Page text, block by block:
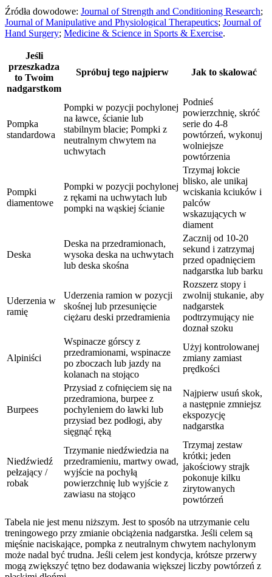
Źródła dowodowe: Journal of Strength and Conditioning Research;
Journal of Manipulative and Physiological Therapeutics; Journal of
Hand Surgery; Medicine & Science in Sports & Exercise.
Jeśli
przeszkadza
to Twoim
nadgarstkom
Spróbuj tego najpierw Jak to skalować
Pompka
standardowa
Pompki w pozycji pochylonej
na ławce, ścianie lub
stabilnym blacie; Pompki z
neutralnym chwytem na
uchwytach
Podnieś
powierzchnię, skróć
serie do 4-8
powtórzeń, wykonuj
wolniejsze
powtórzenia
Pompki
diamentowe
Pompki w pozycji pochylonej
z rękami na uchwytach lub
pompki na wąskiej ścianie
Trzymaj łokcie
blisko, ale unikaj
wciskania kciuków i
palców
wskazujących w
diament
Deska
Deska na przedramionach,
wysoka deska na uchwytach
lub deska skośna
Zacznij od 10-20
sekund i zatrzymaj
przed opadnięciem
nadgarstka lub barku
Uderzenia w
ramię
Uderzenia ramion w pozycji
skośnej lub przesunięcie
ciężaru deski przedramienia
Rozszerz stopy i
zwolnij stukanie, aby
nadgarstek
podtrzymujący nie
doznał szoku
Alpiniści
Wspinacze górscy z
przedramionami, wspinacze
po zboczach lub jazdy na
kolanach na stojąco
Użyj kontrolowanej
zmiany zamiast
prędkości
Burpees
Przysiad z cofnięciem się na
przedramiona, burpee z
pochyleniem do ławki lub
przysiad bez podłogi, aby
sięgnąć ręką
Najpierw usuń skok,
a następnie zmniejsz
ekspozycję
nadgarstka
Niedźwiedź
pełzający /
robak
Trzymanie niedźwiedzia na
przedramieniu, martwy owad,
wyjście na pochyłą
powierzchnię lub wyjście z
zawiasu na stojąco
Trzymaj zestaw
krótki; jeden
jakościowy strajk
pokonuje kilku
zirytowanych
powtórzeń
Tabela nie jest menu niższym. Jest to sposób na utrzymanie celu
treningowego przy zmianie obciążenia nadgarstka. Jeśli celem są
mięśnie naciskające, pompka z neutralnym chwytem nachylonym
może nadal być trudna. Jeśli celem jest kondycja, krótsze przerwy
mogą zwiększyć tętno bez dodawania większej liczby powtórzeń z